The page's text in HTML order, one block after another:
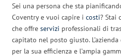
Sei una persona che sta
Coventry e vuoi capire i costi? Stai
che offre servizi professionali di
capitato nel posto giusto.
per la sua efficienza e l’ampia